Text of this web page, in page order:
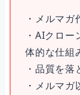
月額3,000円で
必要なコスト
・メルマ
・AIクロ
体的な仕組
・品質を
・メルマ